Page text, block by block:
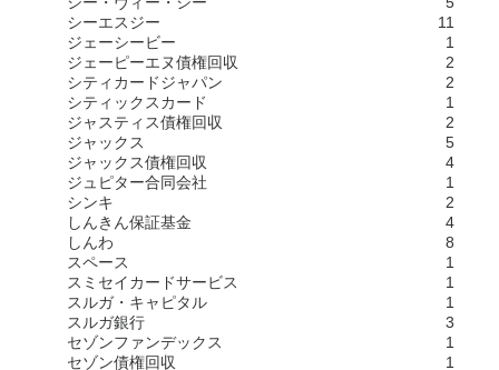
シーエスジー
11
ジェーシービー
1
ジェーピーエヌ債権回収
2
シティカードジャパン
2
シティックスカード
1
ジャスティス債権回収
2
ジャックス
5
ジャックス債権回収
4
ジュピター合同会社
1
シンキ
2
しんきん保証基金
4
しんわ
8
スペース
1
スミセイカードサービス
1
スルガ・キャピタル
1
スルガ銀行
3
セゾンファンデックス
1
セゾン債権回収
1